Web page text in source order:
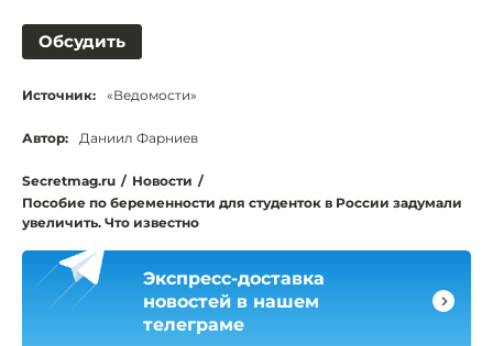
Обсудить
Источник: «Ведомости»
Автор: Даниил Фарниев
Secretmag.ru / Новости /
Пособие по беременности для студенток в России задумали
увеличить. Что известно
Экспресс-доставка
новостей в нашем
телеграме